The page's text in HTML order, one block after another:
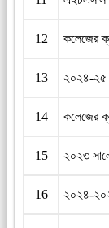
12 কলেজের
13 ২০২৪-২৫
14 কলেজের
15 ২০২৩
16 ২০২৪-